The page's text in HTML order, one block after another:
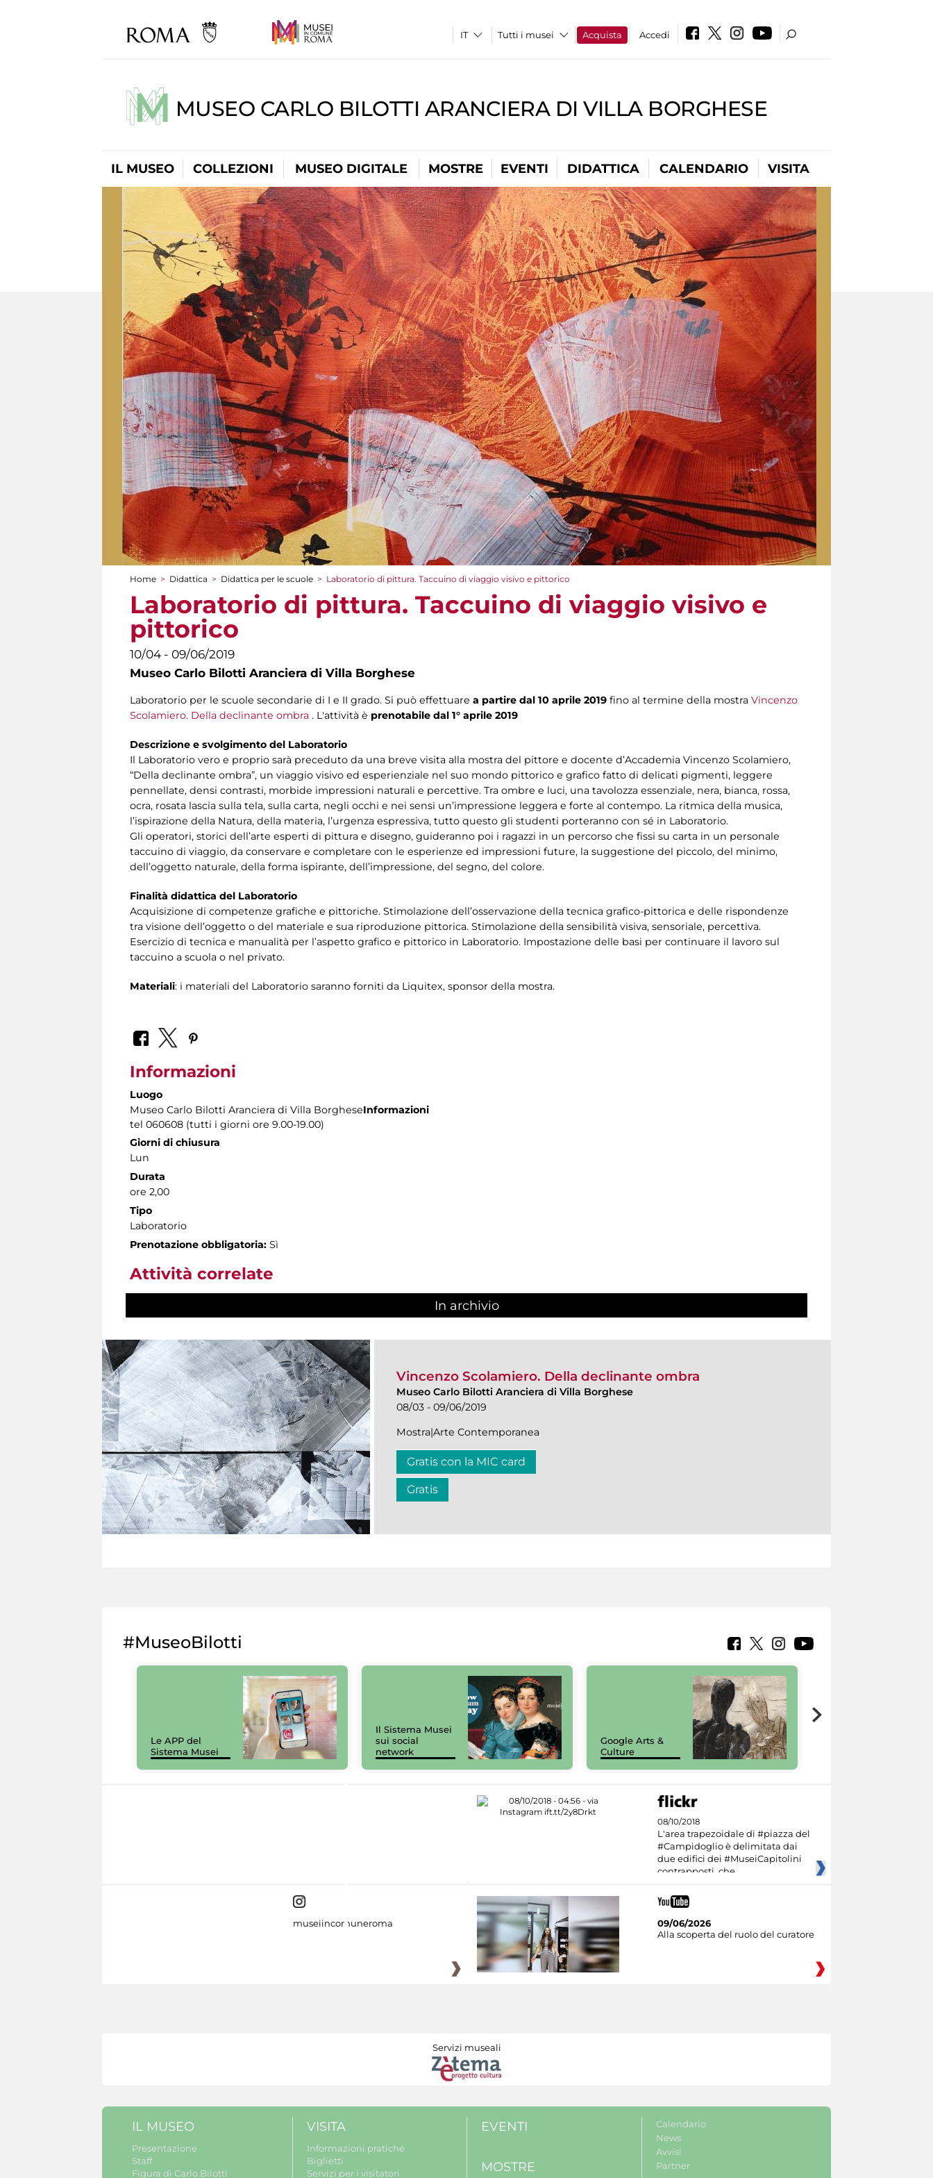
Tutti i musei Acquista Accedi
MUSEO CARLO BILOTTI ARANCIERA DI VILLA BORGHESE
IL MUSEO COLLEZIONI MUSEO DIGITALE MOSTRE EVENTI DIDATTICA CALENDARIO VISITA
Tu sei qui
Home > Didattica > Didattica per le scuole > Laboratorio di pittura. Taccuino di viaggio visivo e pittorico
Laboratorio di pittura. Taccuino di viaggio visivo e
pittorico
10/04 - 09/06/2019
Museo Carlo Bilotti Aranciera di Villa Borghese
Laboratorio per le scuole secondarie di I e II grado. Si può effettuare a partire dal 10 aprile 2019 fino al termine della mostra Vincenzo
Scolamiero. Della declinante ombra . L'attività è prenotabile dal 1° aprile 2019
Descrizione e svolgimento del Laboratorio
Il Laboratorio vero e proprio sarà preceduto da una breve visita alla mostra del pittore e docente d’Accademia Vincenzo Scolamiero,
“Della declinante ombra”, un viaggio visivo ed esperienziale nel suo mondo pittorico e grafico fatto di delicati pigmenti, leggere
pennellate, densi contrasti, morbide impressioni naturali e percettive. Tra ombre e luci, una tavolozza essenziale, nera, bianca, rossa,
ocra, rosata lascia sulla tela, sulla carta, negli occhi e nei sensi un’impressione leggera e forte al contempo. La ritmica della musica,
l’ispirazione della Natura, della materia, l’urgenza espressiva, tutto questo gli studenti porteranno con sé in Laboratorio.
Gli operatori, storici dell’arte esperti di pittura e disegno, guideranno poi i ragazzi in un percorso che fissi su carta in un personale
taccuino di viaggio, da conservare e completare con le esperienze ed impressioni future, la suggestione del piccolo, del minimo,
dell’oggetto naturale, della forma ispirante, dell’impressione, del segno, del colore.
Finalità didattica del Laboratorio
Acquisizione di competenze grafiche e pittoriche. Stimolazione dell’osservazione della tecnica grafico-pittorica e delle rispondenze
tra visione dell’oggetto o del materiale e sua riproduzione pittorica. Stimolazione della sensibilità visiva, sensoriale, percettiva.
Esercizio di tecnica e manualità per l’aspetto grafico e pittorico in Laboratorio. Impostazione delle basi per continuare il lavoro sul
taccuino a scuola o nel privato.
Materiali: i materiali del Laboratorio saranno forniti da Liquitex, sponsor della mostra.
Informazioni
Luogo
Museo Carlo Bilotti Aranciera di Villa BorgheseInformazioni
tel 060608 (tutti i giorni ore 9.00-19.00)
Giorni di chiusura
Lun
Durata
ore 2,00
Tipo
Laboratorio
Prenotazione obbligatoria: Sì
Attività correlate
In archivio
Vincenzo Scolamiero. Della declinante ombra
Museo Carlo Bilotti Aranciera di Villa Borghese
08/03 - 09/06/2019
Mostra|Arte Contemporanea
Gratis con la MIC card
Gratis
#MuseoBilotti
Le APP del
Sistema Musei
Il Sistema Musei
sui social
network
Google Arts &
Culture
08/10/2018
L'area trapezoidale di #piazza del
#Campidoglio è delimitata dai
due edifici dei #MuseiCapitolini
contrapposti, che
museiincomuneroma
09/06/2026
Alla scoperta del ruolo del curatore
Servizi museali
IL MUSEO
Presentazione
Staff
Figura di Carlo Bilotti
VISITA
Informazioni pratiche
Biglietti
Servizi per i visitatori
EVENTI
MOSTRE
Calendario
News
Avvisi
Partner